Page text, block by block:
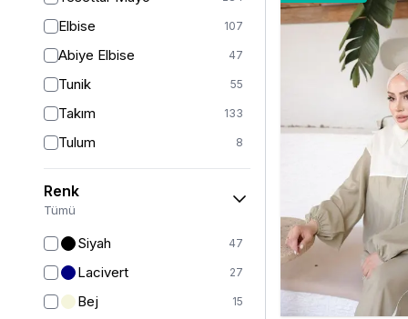
Elbise 107
Abiye Elbise 47
Tunik 55
Takım 133
Tulum 8
Pantolon 148
Etek 19
Renk
Tümü
Siyah 47
Lacivert 27
Bej 15